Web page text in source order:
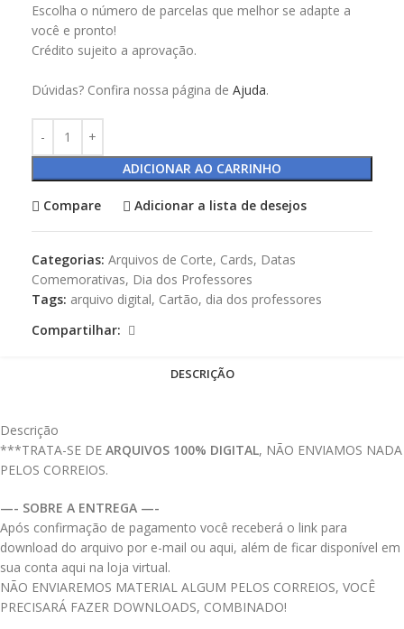
Escolha o número de parcelas que melhor se adapte a
você e pronto!
Crédito sujeito a aprovação.
Dúvidas? Confira nossa página de Ajuda.
ADICIONAR AO CARRINHO
Compare Adicionar a lista de desejos
Categorias: Arquivos de Corte, Cards, Datas
Comemorativas, Dia dos Professores
Tags: arquivo digital, Cartão, dia dos professores
Compartilhar:
DESCRIÇÃO
Descrição
***TRATA-SE DE ARQUIVOS 100% DIGITAL, NÃO ENVIAMOS NADA
PELOS CORREIOS.
—- SOBRE A ENTREGA —-
Após confirmação de pagamento você receberá o link para
download do arquivo por e-mail ou aqui, além de ficar disponível em
sua conta aqui na loja virtual.
NÃO ENVIAREMOS MATERIAL ALGUM PELOS CORREIOS, VOCÊ
PRECISARÁ FAZER DOWNLOADS, COMBINADO!